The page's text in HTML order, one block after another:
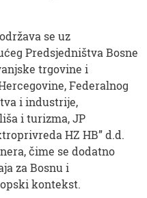
se uz
Predsjedništva Bosne
trgovine i
Federalnog
i industrije,
i turizma, JP
HZ HB” d.d.
čime se dodatno
za Bosnu i
kontekst.